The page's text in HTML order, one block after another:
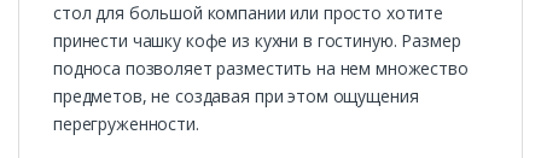
стол для большой компании или просто хотите
принести чашку кофе из кухни в гостиную. Размер
подноса позволяет разместить на нем множество
предметов, не создавая при этом ощущения
перегруженности.